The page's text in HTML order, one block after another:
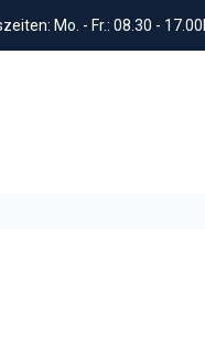
Mo. - Fr.: 08.30 - 17.00